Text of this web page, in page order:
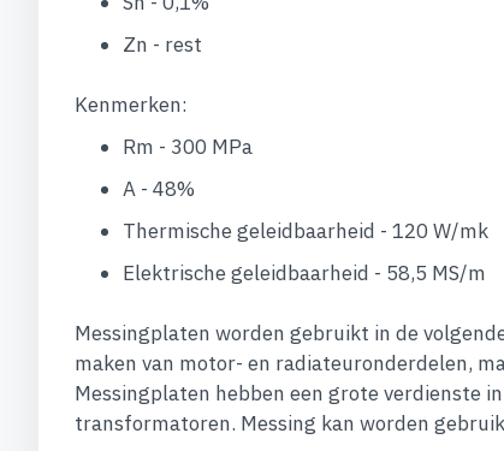
Zn - rest
Kenmerken:
Rm - 300 MPa
A - 48%
Thermische geleidbaarheid - 120 W/mk
Elektrische geleidbaarheid - 58,5 MS/m
Messingplaten worden gebruikt in de
maken van motor- en radiateuronderdelen,
Messingplaten hebben een grote verdienste
transformatoren. Messing kan worden